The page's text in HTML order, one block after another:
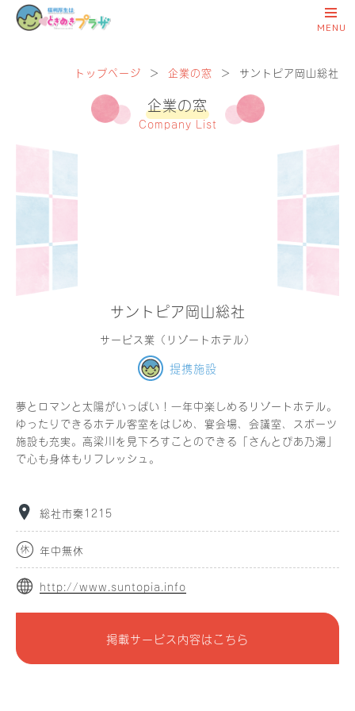
トップページ ＞ 企業の窓 ＞ サントピア岡山総社
企業の窓
Company List
サントピア岡山総社
サービス業（リゾートホテル）
提携施設
夢とロマンと太陽がいっぱい！一年中楽しめるリゾートホテル。
ゆったりできるホテル客室をはじめ、宴会場、会議室、スポーツ
施設も充実。高梁川を見下ろすことのできる「さんとぴあ乃湯」
で心も身体もリフレッシュ。
総社市秦1215
年中無休
http://www.suntopia.info
掲載サービス内容はこちら